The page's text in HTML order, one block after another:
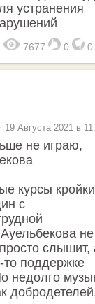
устранения
7677 0 0
19 Августа 2021 в
не играю,
курсы
с
не
слышит,
то поддержке
недолго